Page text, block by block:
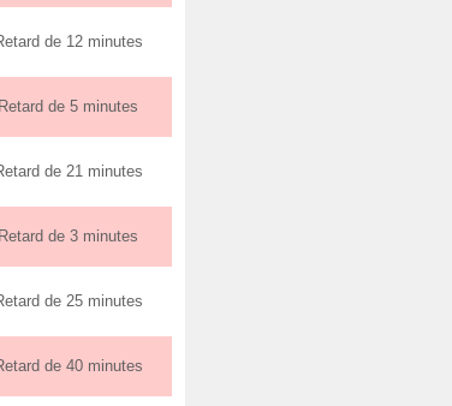
de 12 minutes
Retard de 5 minutes
de 21 minutes
Retard de 3 minutes
de 25 minutes
de 40 minutes